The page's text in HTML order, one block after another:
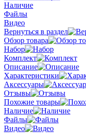
Наличие
Файлы
Видео
Вернуться в раздел
Обзор товара
Набор
Комплект
Описание
Характеристики
Аксессуары
Отзывы
Похожие товары
Наличие
Файлы
Видео